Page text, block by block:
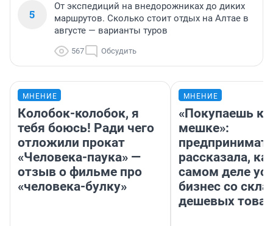
5
От экспедиций на внедорожниках до диких
маршрутов. Сколько стоит отдых на Алтае в
августе — варианты туров
567 Обсудить
МНЕНИЕ
Колобок-колобок, я
тебя боюсь! Ради чего
отложили прокат
«Человека-паука» —
отзыв о фильме про
«человека-булку»
МНЕНИЕ
«Покупаешь
мешке»:
рассказала,
самом деле
бизнес со
дешевых